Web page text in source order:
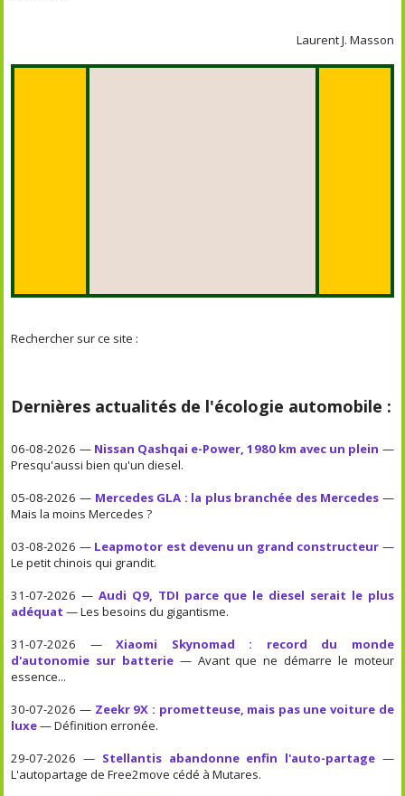
Laurent J. Masson
Rechercher sur ce site :
Dernières actualités de l'écologie automobile :
06-08-2026 — Nissan Qashqai e-Power, 1980 km avec un plein —
Presqu'aussi bien qu'un diesel.
05-08-2026 — Mercedes GLA : la plus branchée des Mercedes —
Mais la moins Mercedes ?
03-08-2026 — Leapmotor est devenu un grand constructeur —
Le petit chinois qui grandit.
31-07-2026 —Audi Q9, TDI parce que le diesel serait le plus
adéquat — Les besoins du gigantisme.
31-07-2026 —Xiaomi Skynomad : record du monde
d'autonomie sur batterie — Avant que ne démarre le moteur
essence...
30-07-2026 — Zeekr 9X : prometteuse, mais pas une voiture de
luxe— Définition erronée.
29-07-2026 — Stellantis abandonne enfin l'auto-partage—
L'autopartage de Free2move cédé à Mutares.